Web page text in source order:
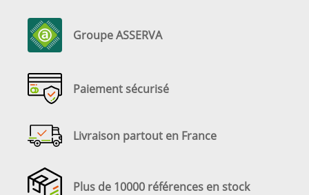
Groupe ASSERVA
Paiement sécurisé
Livraison partout en France
Plus de 10000 références en stock